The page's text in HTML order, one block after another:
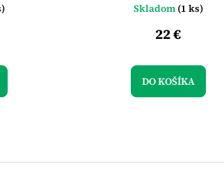
Skladom (1 ks)
22 €
DO KOŠÍKA